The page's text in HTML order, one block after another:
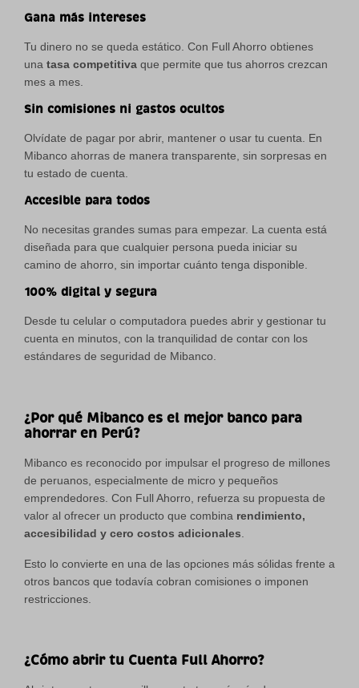
Gana más intereses
Tu dinero no se queda estático. Con Full Ahorro obtienes
una tasa competitiva que permite que tus ahorros crezcan
mes a mes.
Sin comisiones ni gastos ocultos
Olvídate de pagar por abrir, mantener o usar tu cuenta. En
Mibanco ahorras de manera transparente, sin sorpresas en
tu estado de cuenta.
Accesible para todos
No necesitas grandes sumas para empezar. La cuenta está
diseñada para que cualquier persona pueda iniciar su
camino de ahorro, sin importar cuánto tenga disponible.
100% digital y segura
Desde tu celular o computadora puedes abrir y gestionar tu
cuenta en minutos, con la tranquilidad de contar con los
estándares de seguridad de Mibanco.
¿Por qué Mibanco es el mejor banco para
ahorrar en Perú?
Mibanco es reconocido por impulsar el progreso de millones
de peruanos, especialmente de micro y pequeños
emprendedores. Con Full Ahorro, refuerza su propuesta de
valor al ofrecer un producto que combina rendimiento,
accesibilidad y cero costos adicionales
Esto lo convierte en una de las opciones más sólidas frente a
otros bancos que todavía cobran comisiones o imponen
restricciones.
¿Cómo abrir tu Cuenta Full Ahorro?